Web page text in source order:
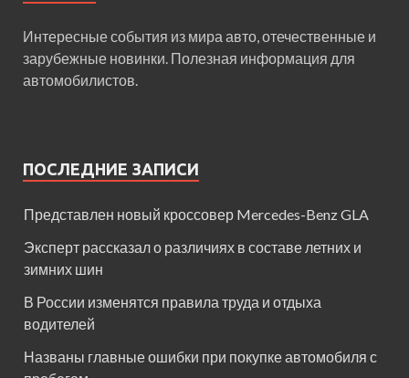
Интересные события из мира авто, отечественные и
зарубежные новинки. Полезная информация для
автомобилистов.
ПОСЛЕДНИЕ ЗАПИСИ
Представлен новый кроссовер Mercedes-Benz GLA
Эксперт рассказал о различиях в составе летних и
зимних шин
В России изменятся правила труда и отдыха
водителей
Названы главные ошибки при покупке автомобиля с